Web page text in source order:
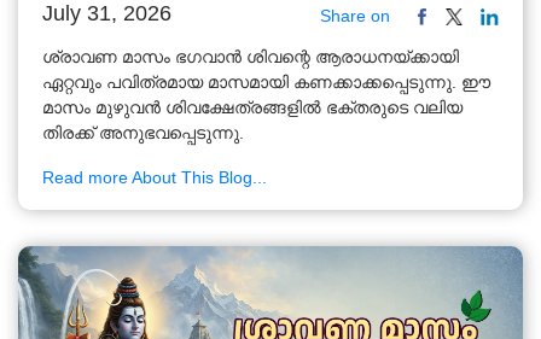
July 31, 2026 Share on
ശ്രാവണ മാസം ഭഗവാൻ ശിവന്റെ ആരാധനയ്ക്കായി
ഏറ്റവും പവിത്രമായ മാസമായി കണക്കാക്കപ്പെടുന്നു. ഈ
മാസം മുഴുവൻ ശിവക്ഷേത്രങ്ങളിൽ ഭക്തരുടെ വലിയ
തിരക്ക് അനുഭവപ്പെടുന്നു.
Read more About This Blog...